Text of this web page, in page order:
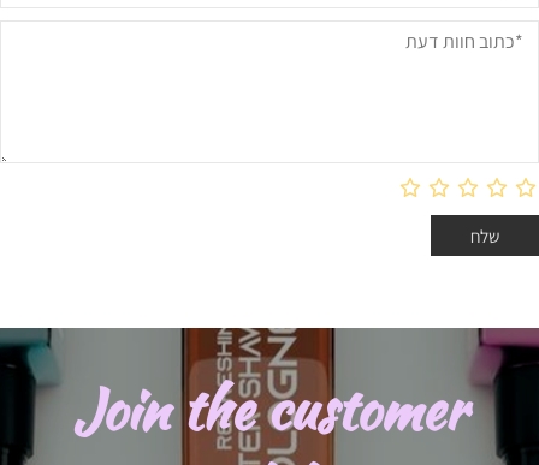
Join the customer